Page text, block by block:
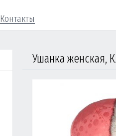
Контакты
Ушанка женская,